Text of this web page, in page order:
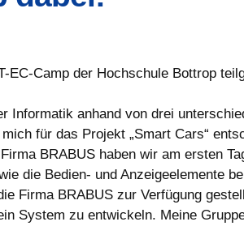
Camp der Hochschule Bottrop
Informatik anhand von drei
für das Projekt „Smart Cars“
BRABUS haben wir am ersten
die Bedien- und Anzeigeelemente
Firma BRABUS zur Verfügung
System zu entwickeln. Meine